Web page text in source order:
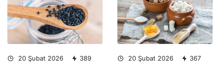
20 Şubat 2026 389 20 Şubat 2026 367